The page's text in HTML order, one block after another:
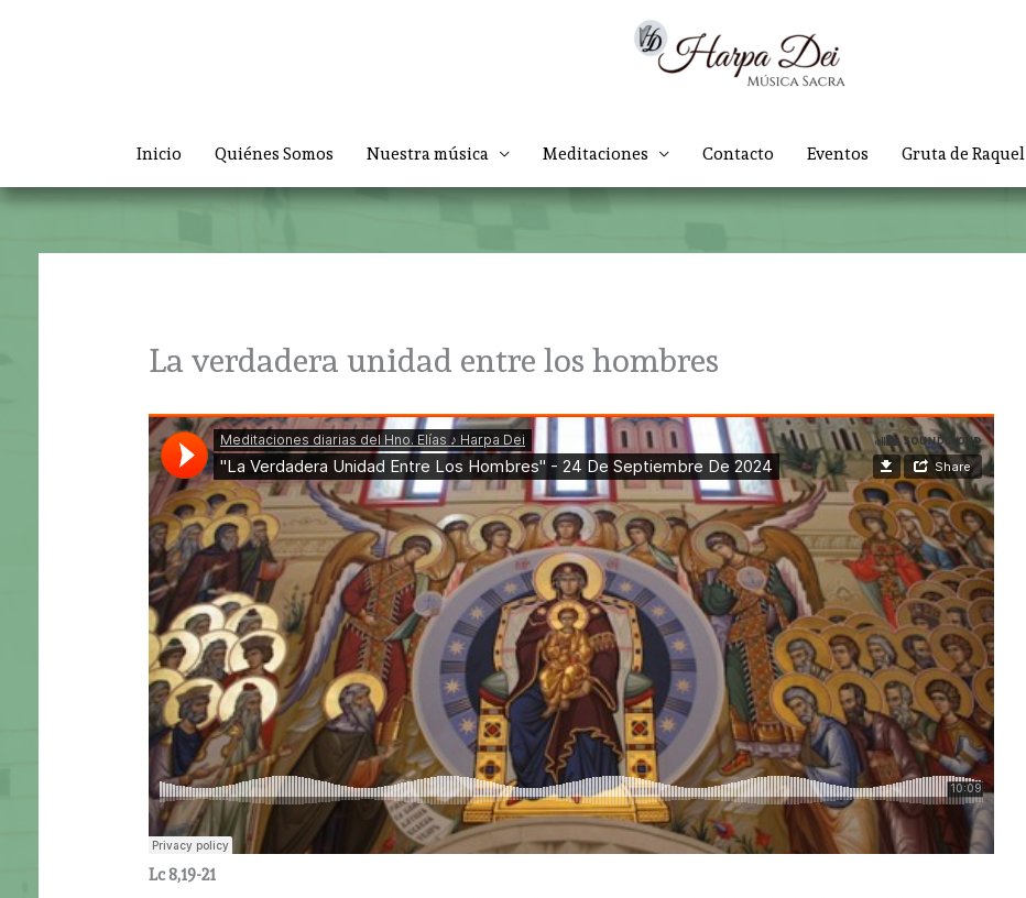
Inicio Quiénes Somos Nuestra música Meditaciones Contacto Eventos Gruta de Raquel
La verdadera unidad entre los hombres
Lc 8,19-21